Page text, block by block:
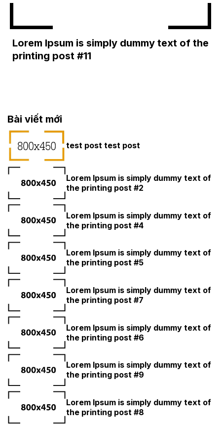
Lorem Ipsum is simply dummy text of the
printing post #11
Bài viết mới
test post test post
Lorem Ipsum is simply dummy text of
the printing post #2
Lorem Ipsum is simply dummy text of
the printing post #4
Lorem Ipsum is simply dummy text of
the printing post #5
Lorem Ipsum is simply dummy text of
the printing post #7
Lorem Ipsum is simply dummy text of
the printing post #6
Lorem Ipsum is simply dummy text of
the printing post #9
Lorem Ipsum is simply dummy text of
the printing post #8